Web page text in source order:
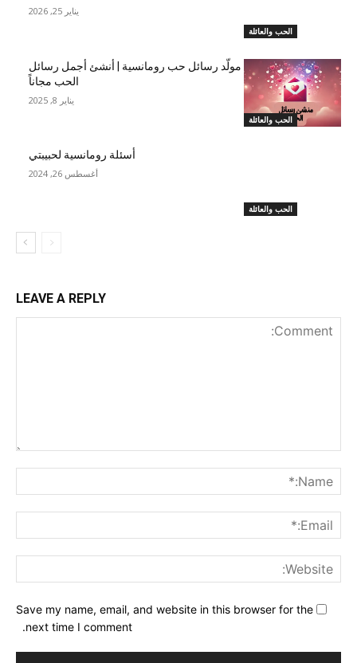
الحب والعائلة
يناير 25, 2026
الحب والعائلة
مولّد رسائل حب رومانسية | أنشئ أجمل رسائل
الحب مجاناً
يناير 8, 2025
الحب والعائلة
أسئلة رومانسية لحبيبتي
أغسطس 26, 2024
LEAVE A REPLY
Save my name, email, and website in this browser for the
next time I comment.